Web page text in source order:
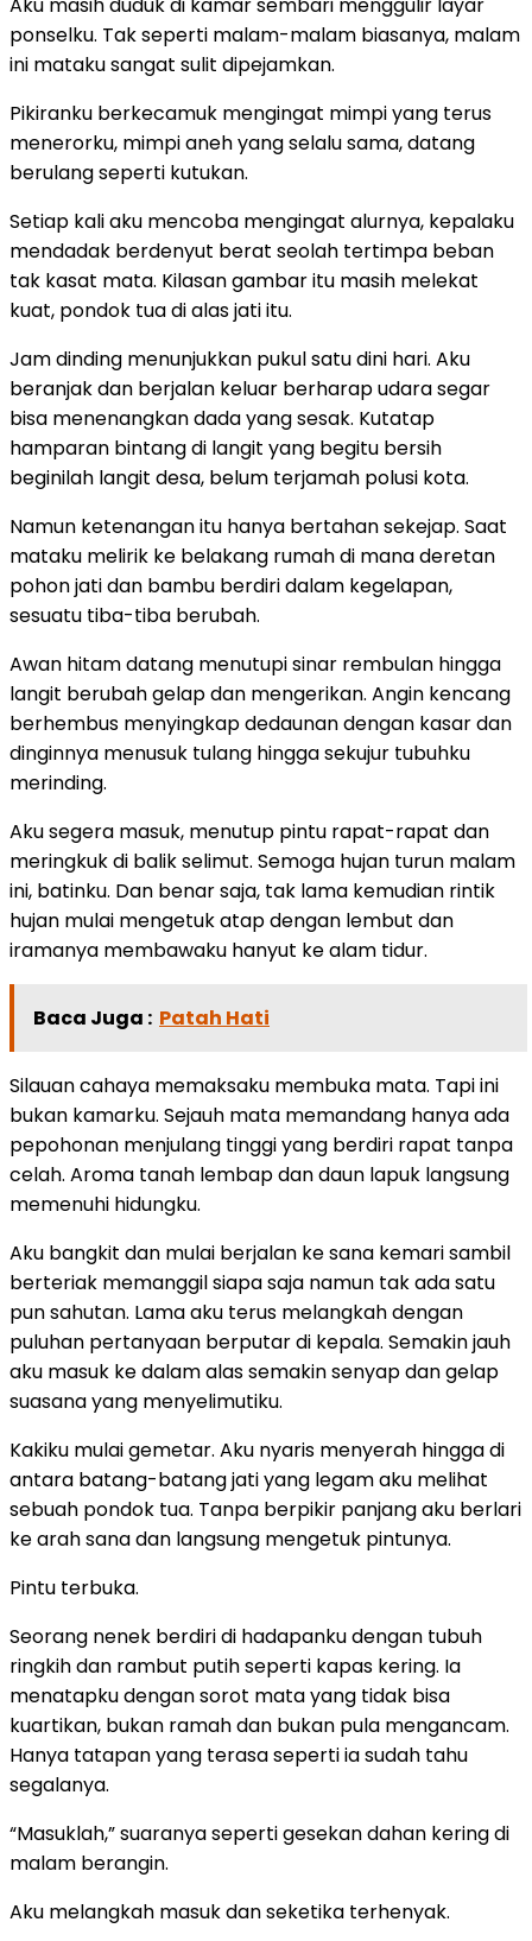
ponselku. Tak seperti malam-malam biasanya, malam
ini mataku sangat sulit dipejamkan.
Pikiranku berkecamuk mengingat mimpi yang terus
menerorku, mimpi aneh yang selalu sama, datang
berulang seperti kutukan.
Setiap kali aku mencoba mengingat alurnya, kepalaku
mendadak berdenyut berat seolah tertimpa beban
tak kasat mata. Kilasan gambar itu masih melekat
kuat, pondok tua di alas jati itu.
Jam dinding menunjukkan pukul satu dini hari. Aku
beranjak dan berjalan keluar berharap udara segar
bisa menenangkan dada yang sesak. Kutatap
hamparan bintang di langit yang begitu bersih
beginilah langit desa, belum terjamah polusi kota.
Namun ketenangan itu hanya bertahan sekejap. Saat
mataku melirik ke belakang rumah di mana deretan
pohon jati dan bambu berdiri dalam kegelapan,
sesuatu tiba-tiba berubah.
Awan hitam datang menutupi sinar rembulan hingga
langit berubah gelap dan mengerikan. Angin kencang
berhembus menyingkap dedaunan dengan kasar dan
dinginnya menusuk tulang hingga sekujur tubuhku
merinding.
Aku segera masuk, menutup pintu rapat-rapat dan
meringkuk di balik selimut. Semoga hujan turun malam
ini, batinku. Dan benar saja, tak lama kemudian rintik
hujan mulai mengetuk atap dengan lembut dan
iramanya membawaku hanyut ke alam tidur.
Baca Juga : Patah Hati
Silauan cahaya memaksaku membuka mata. Tapi ini
bukan kamarku. Sejauh mata memandang hanya ada
pepohonan menjulang tinggi yang berdiri rapat tanpa
celah. Aroma tanah lembap dan daun lapuk langsung
memenuhi hidungku.
Aku bangkit dan mulai berjalan ke sana kemari sambil
berteriak memanggil siapa saja namun tak ada satu
pun sahutan. Lama aku terus melangkah dengan
puluhan pertanyaan berputar di kepala. Semakin jauh
aku masuk ke dalam alas semakin senyap dan gelap
suasana yang menyelimutiku.
Kakiku mulai gemetar. Aku nyaris menyerah hingga di
antara batang-batang jati yang legam aku melihat
sebuah pondok tua. Tanpa berpikir panjang aku berlari
ke arah sana dan langsung mengetuk pintunya.
Pintu terbuka.
Seorang nenek berdiri di hadapanku dengan tubuh
ringkih dan rambut putih seperti kapas kering. Ia
menatapku dengan sorot mata yang tidak bisa
kuartikan, bukan ramah dan bukan pula mengancam.
Hanya tatapan yang terasa seperti ia sudah tahu
segalanya.
“Masuklah,” suaranya seperti gesekan dahan kering di
malam berangin.
Aku melangkah masuk dan seketika terhenyak.